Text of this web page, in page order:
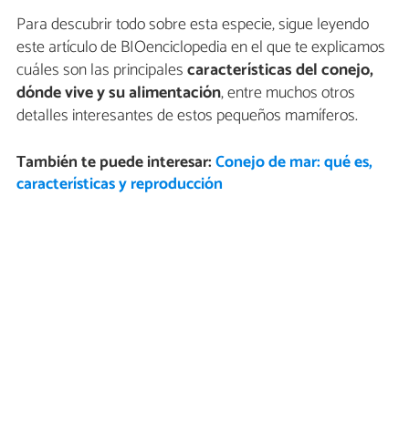
Para descubrir todo sobre esta especie, sigue leyendo
este artículo de BIOenciclopedia en el que te explicamos
cuáles son las principalescaracterísticas del conejo,
dónde vive y su alimentación, entre muchos otros
detalles interesantes de estos pequeños mamíferos.
También te puede interesar:Conejo de mar: qué es,
características y reproducción